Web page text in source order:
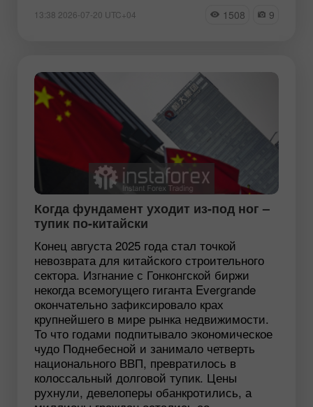
13:38 2026-07-20 UTC+04 1508 9
Когда фундамент уходит из-под ног –
тупик по-китайски
Конец августа 2025 года стал точкой
невозврата для китайского строительного
сектора. Изгнание с Гонконгской биржи
некогда всемогущего гиганта Evergrande
окончательно зафиксировало крах
крупнейшего в мире рынка недвижимости.
То что годами подпитывало экономическое
чудо Поднебесной и занимало четверть
национального ВВП, превратилось в
колоссальный долговой тупик. Цены
рухнули, девелоперы обанкротились, а